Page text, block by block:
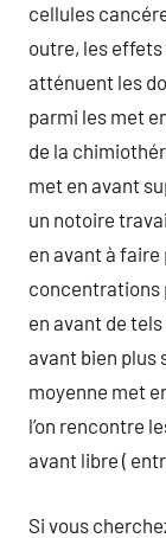
cellules
outre, les
atténuent les
parmi les met
de la
met en avant
un notoire
en avant à
concentrations
en avant de
avant bien plus
moyenne met
l’on rencontre
avant libre (
Si vous